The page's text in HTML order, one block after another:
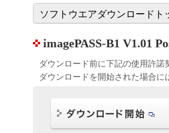
ソフトウエアダウンロードト
imagePASS-B1 V1.01
ダウンロード前に下記の使用許
ダウンロードを開始された場合